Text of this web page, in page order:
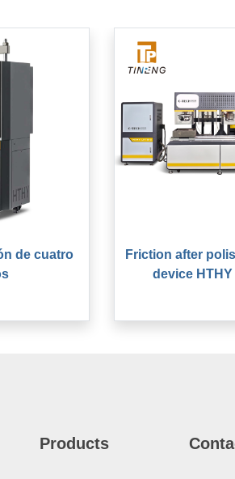
de cuatro
Friction after
device HTHY
Products